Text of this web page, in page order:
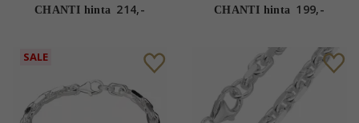
CHANTI hinta 214,- CHANTI hinta 199,-
SALE